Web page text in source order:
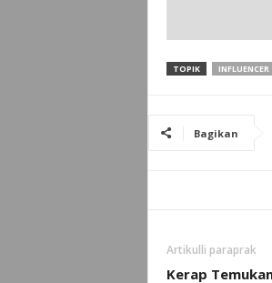
TOPIK INFLUENCER
Bagikan
Artikulli paraprak
Kerap